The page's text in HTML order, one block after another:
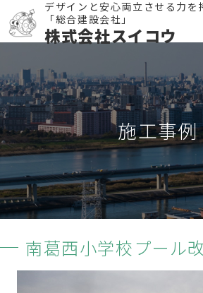
デザインと安心両立させる力を
「総合建設会社」
株式会社スイコウ
施工事例
南葛西小学校プール